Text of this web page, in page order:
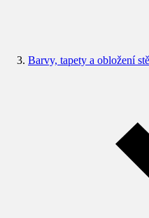
Barvy, tapety a obložení